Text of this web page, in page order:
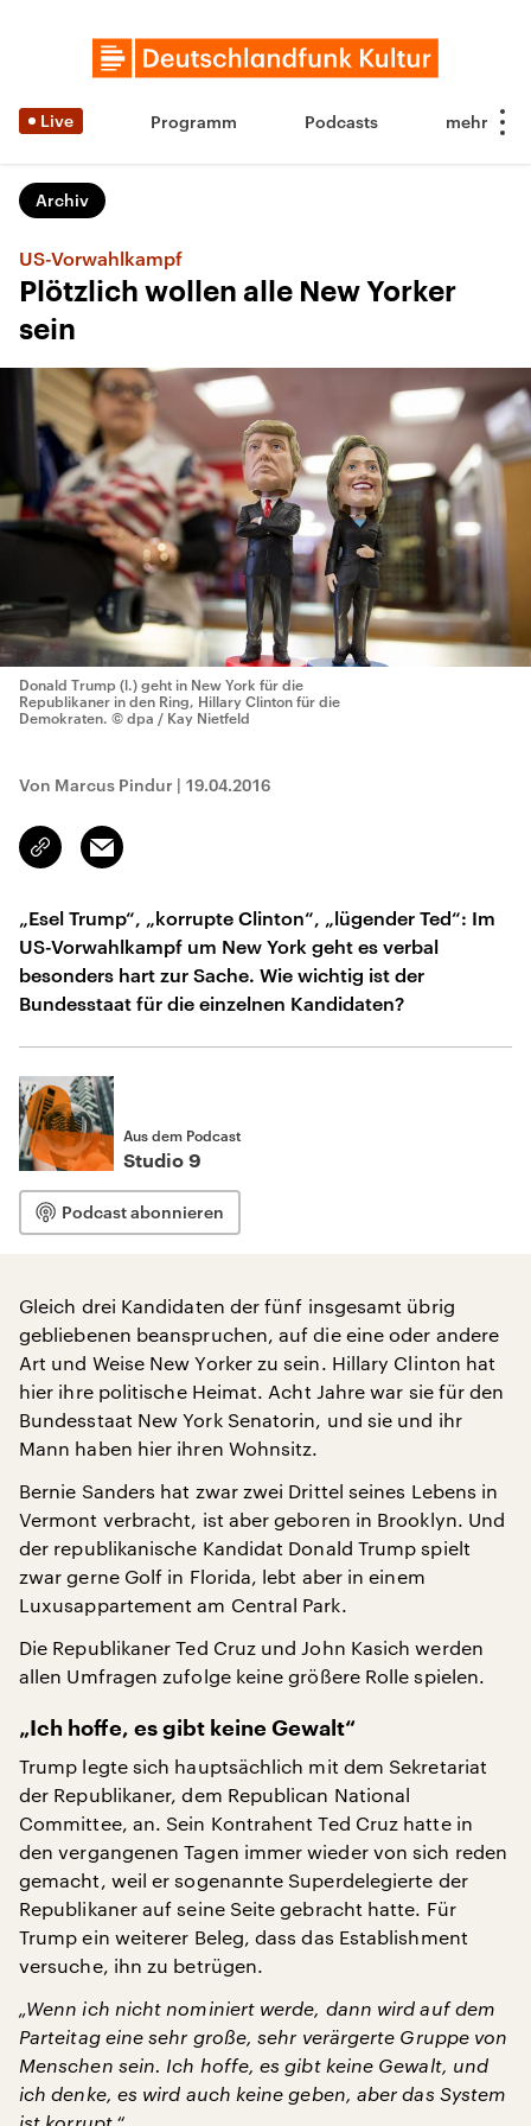
Live Programm Podcasts
Archiv
US-Vorwahlkampf
Plötzlich wollen alle New Yorker
sein
Donald Trump (l.) geht in New York für die
Republikaner in den Ring, Hillary Clinton für die
Demokraten. © dpa / Kay Nietfeld
Von Marcus Pindur | 19.04.2016
Link
kopieren/teilen
Email
„Esel Trump“, „korrupte Clinton“, „lügender Ted“: Im
US-Vorwahlkampf um New York geht es verbal
besonders hart zur Sache. Wie wichtig ist der
Bundesstaat für die einzelnen Kandidaten?
Aus dem Podcast
Studio 9
Podcast abonnieren
Gleich drei Kandidaten der fünf insgesamt übrig
gebliebenen beanspruchen, auf die eine oder andere
Art und Weise New Yorker zu sein. Hillary Clinton hat
hier ihre politische Heimat. Acht Jahre war sie für den
Bundesstaat New York Senatorin, und sie und ihr
Mann haben hier ihren Wohnsitz.
Bernie Sanders hat zwar zwei Drittel seines Lebens in
Vermont verbracht, ist aber geboren in Brooklyn. Und
der republikanische Kandidat Donald Trump spielt
zwar gerne Golf in Florida, lebt aber in einem
Luxusappartement am Central Park.
Die Republikaner Ted Cruz und John Kasich werden
allen Umfragen zufolge keine größere Rolle spielen.
„Ich hoffe, es gibt keine Gewalt“
Trump legte sich hauptsächlich mit dem Sekretariat
der Republikaner, dem Republican National
Committee, an. Sein Kontrahent Ted Cruz hatte in
den vergangenen Tagen immer wieder von sich reden
gemacht, weil er sogenannte Superdelegierte der
Republikaner auf seine Seite gebracht hatte. Für
Trump ein weiterer Beleg, dass das Establishment
versuche, ihn zu betrügen.
„Wenn ich nicht nominiert werde, dann wird auf dem
Parteitag eine sehr große, sehr verärgerte Gruppe von
Menschen sein. Ich hoffe, es gibt keine Gewalt, und
ich denke, es wird auch keine geben, aber das System